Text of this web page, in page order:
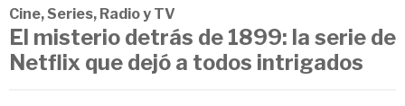
Cine, Series, Radio y TV
El misterio detrás de 1899: la serie de
Netflix que dejó a todos intrigados